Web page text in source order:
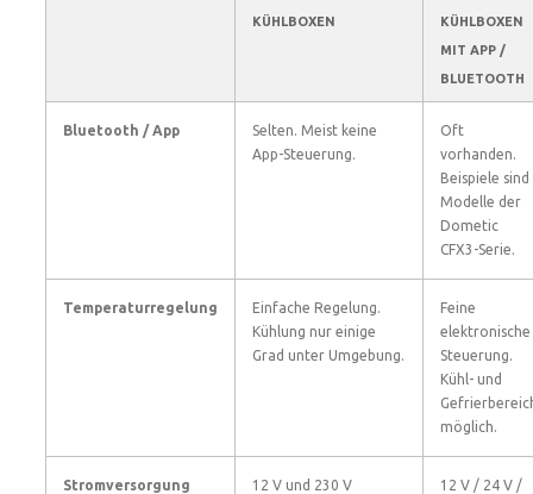
KÜHLBOXEN
KÜHLBOXEN
MIT APP /
BLUETOOTH
Bluetooth / App
Selten. Meist keine
App-Steuerung.
Oft
vorhanden.
Beispiele sind
Modelle der
Dometic
CFX3-Serie.
Temperaturregelung
Einfache Regelung.
Kühlung nur einige
Grad unter Umgebung.
Feine
elektronische
Steuerung.
Kühl- und
möglich.
Stromversorgung
12 V und 230 V
12 V / 24 V /